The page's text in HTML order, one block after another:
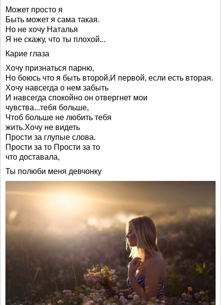
Может просто я
Быть может я сама такая.
Но не хочу Наталья
Я не скажу, что ты плохой...
Карие глаза
Хочу признаться парню,
Но боюсь что я быть второй,И первой, если есть вторая.
Хочу навсегда о нем забыть
И навсегда спокойно он отвергнет мои
чувства...тебя больше,
Чтоб больше не любить тебя
жить.Хочу не видеть
Прости за глупые слова.
Прости за то Прости за то
что доставала,
Ты полюби меня девчонку